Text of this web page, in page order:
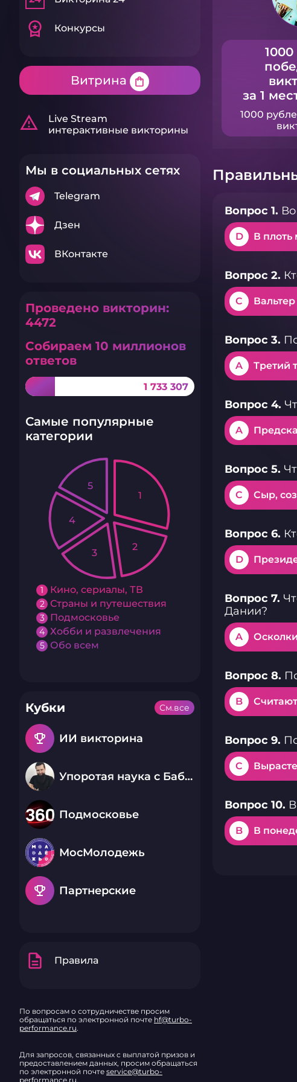
workspace_premium Конкурсы
Витрина shopping_bag
warning_amber
Live Stream
интерактивные викторины
Мы в социальных сетях
Telegram
Дзен
ВКонтакте
Проведено викторин:
4472
Собираем 10 миллионов
ответов
1 733 307
Самые популярные
категории
1 Кино, сериалы, ТВ
2 Страны и путешествия
3 Подмосковье
4 Хобби и развлечения
5 Обо всем
1
2
3
4
5
Кубки
emoji_events ИИ викторина
Упоротая наука с Бабаем Лютым
Подмосковье
МосМолодежь
emoji_events Партнерские
См.все
description Правила
По вопросам о сотрудничестве просим
обращаться по электронной почте hf@turbo-
performance.ru.
Для запросов, связанных с выплатой призов и
предоставлением данных, просим обращаться
по электронной почте service@turbo-
performance.ru.
за 1
1000
Вопрос 1.
D В плоть
Вопрос 2.
C
Вопрос 3.
A Третий
Вопрос 4.
A
Вопрос 5.
C Сыр,
Вопрос 6.
D
Вопрос 7.
Дании?
A
Вопрос 8.
B
Вопрос 9.
C
Вопрос 10.
B В